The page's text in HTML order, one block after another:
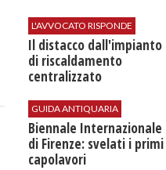
L'AVVOCATO RISPONDE
Il distacco dall'impianto
di riscaldamento
centralizzato
GUIDA ANTIQUARIA
Biennale Internazionale
di Firenze: svelati i primi
capolavori